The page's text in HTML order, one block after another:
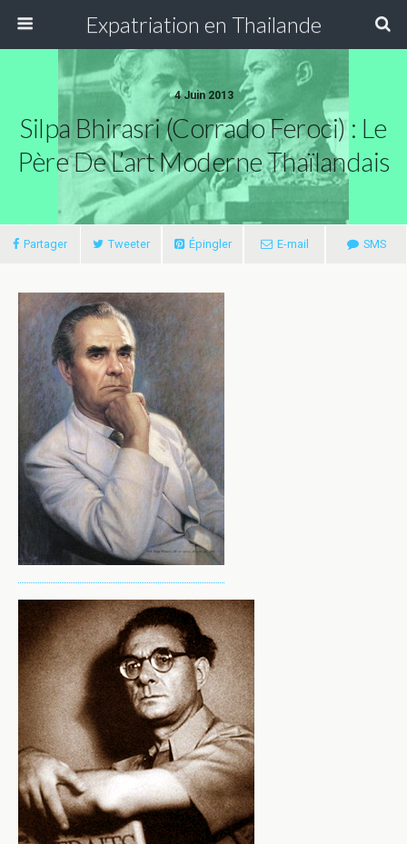
Expatriation en Thailande
4 Juin 2013
Silpa Bhirasri (Corrado Feroci) : Le
Père De L’art Moderne Thaïlandais
Partager Tweeter Épingler E-mail SMS